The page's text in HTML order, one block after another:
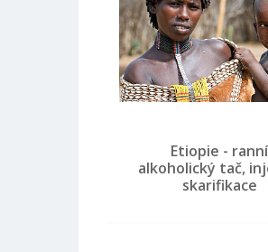
Etiopie - ranní
alkoholický tač,
skarifikace